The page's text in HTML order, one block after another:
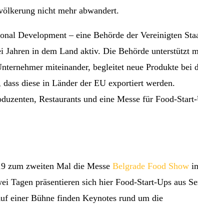
nicht mehr abwandert.
Development – eine Behörde der Vereinigten
in dem Land aktiv. Die Behörde unterstützt
miteinander, begleitet neue Produkte bei
diese in Länder der EU exportiert werden.
Restaurants und eine Messe für Food-
zum zweiten Mal die Messe Belgrade Food Show
Tagen präsentieren sich hier Food-Start-Ups aus
einer Bühne finden Keynotes rund um die